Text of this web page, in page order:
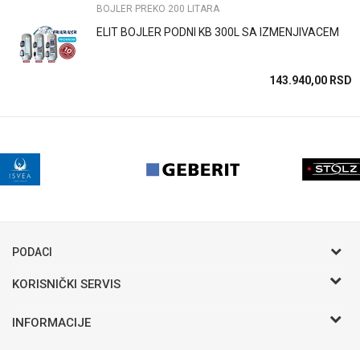
BOJLER PREKO 200 LITARA
ELIT BOJLER PODNI KB 300L SA IZMENJIVACEM
143.940,00 RSD
PODACI
KORISNIČKI SERVIS
INFORMACIJE